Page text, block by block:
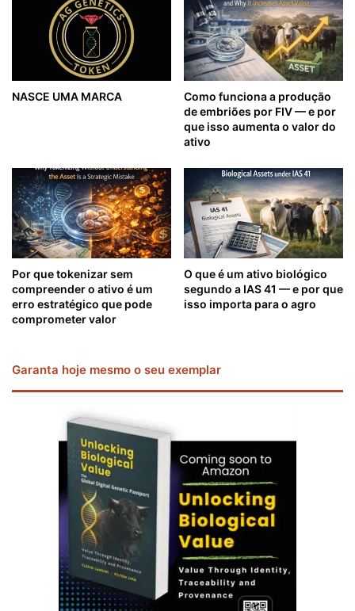
NASCE UMA MARCA
Como funciona a produção
de embriões por FIV — e por
que isso aumenta o valor do
ativo
Por que tokenizar sem
compreender o ativo é um
erro estratégico que pode
comprometer valor
O que é um ativo biológico
segundo a IAS 41 — e por que
isso importa para o agro
Garanta hoje mesmo o seu exemplar